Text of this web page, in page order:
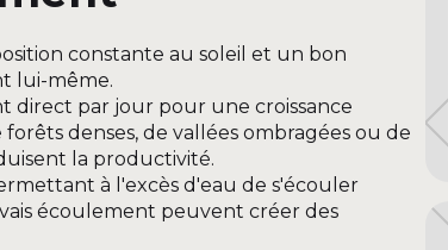
constante au soleil et un bon
lui-même.
direct par jour pour une croissance
denses, de vallées ombragées ou de
la productivité.
à l'excès d'eau de s'écouler
écoulement peuvent créer des